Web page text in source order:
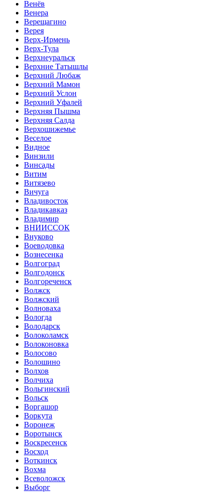
Венёв
Венера
Верещагино
Верея
Верх-Ирмень
Верх-Тула
Верхнеуральск
Верхние Татышлы
Верхний Любаж
Верхний Мамон
Верхний Услон
Верхний Уфалей
Верхняя Пышма
Верхняя Салда
Верхошижемье
Веселое
Видное
Винзили
Винсады
Витим
Витязево
Вичуга
Владивосток
Владикавказ
Владимир
ВНИИССОК
Внуково
Воеводовка
Вознесенка
Волгоград
Волгодонск
Волгореченск
Волжск
Волжский
Волноваха
Вологда
Володарск
Волоколамск
Волоконовка
Волосово
Волошино
Волхов
Волчиха
Вольгинский
Вольск
Воргашор
Воркута
Воронеж
Воротынск
Воскресенск
Восход
Воткинск
Вохма
Всеволожск
Выборг